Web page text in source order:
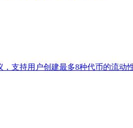
支持用户创建最多8种代币的流